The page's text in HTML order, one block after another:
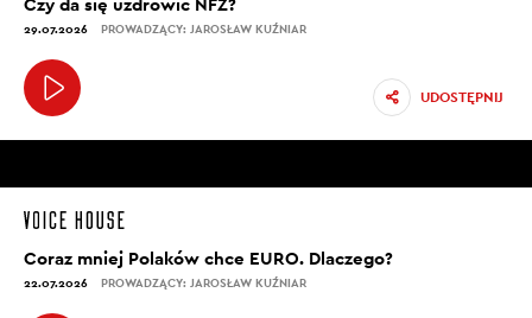
29.07.2026 PROWADZĄCY: JAROSŁAW KUŹNIAR
UDOSTĘPNIJ
Coraz mniej Polaków chce EURO. Dlaczego?
22.07.2026 PROWADZĄCY: JAROSŁAW KUŹNIAR